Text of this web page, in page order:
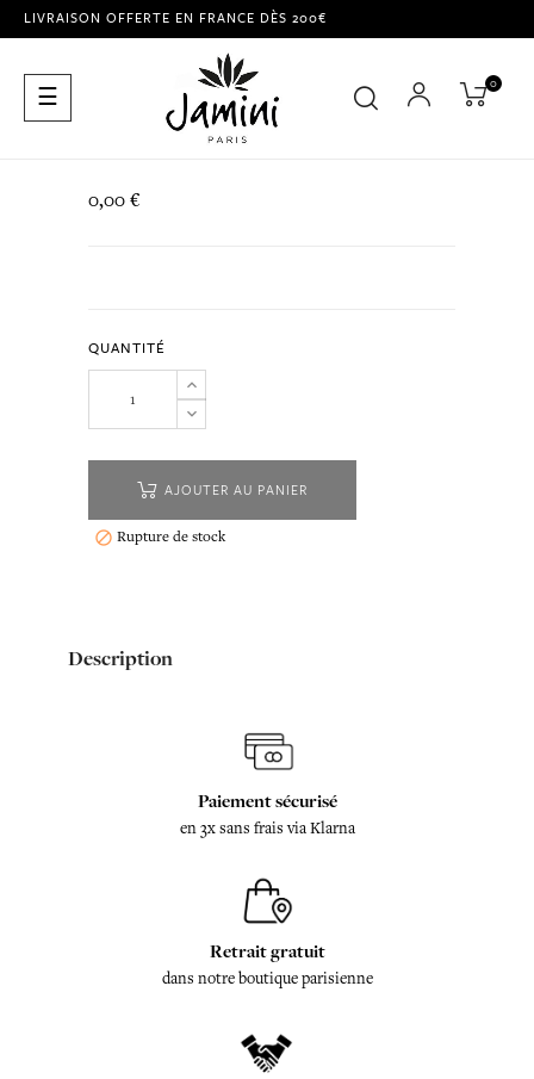
LIVRAISON OFFERTE EN FRANCE DÈS 200€
Basculer
la
☰ 0
0,00 €
QUANTITÉ
AJOUTER AU PANIER
 Rupture de stock
Description
Paiement sécurisé
en 3x sans frais via Klarna
Retrait gratuit
dans notre boutique parisienne